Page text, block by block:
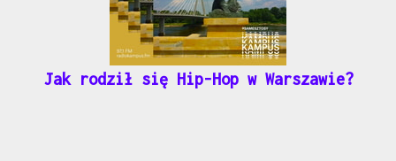
Jak rodził się Hip-Hop w Warszawie?